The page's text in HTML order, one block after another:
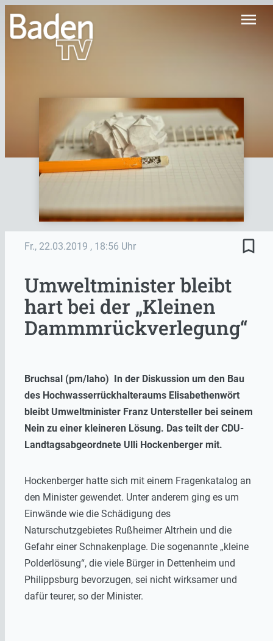
menu
Fr., 22.03.2019 , 18:56 Uhr bookmark_border
Umweltminister bleibt
hart bei der „Kleinen
Dammmrückverlegung“
Bruchsal (pm/laho) In der Diskussion um den Bau
des Hochwasserrückhalteraums Elisabethenwört
bleibt Umweltminister Franz Untersteller bei seinem
Nein zu einer kleineren Lösung. Das teilt der CDU-
Landtagsabgeordnete Ulli Hockenberger mit.
Hockenberger hatte sich mit einem Fragenkatalog an
den Minister gewendet. Unter anderem ging es um
Einwände wie die Schädigung des
Naturschutzgebietes Rußheimer Altrhein und die
Gefahr einer Schnakenplage. Die sogenannte „kleine
Polderlösung“, die viele Bürger in Dettenheim und
Philippsburg bevorzugen, sei nicht wirksamer und
dafür teurer, so der Minister.